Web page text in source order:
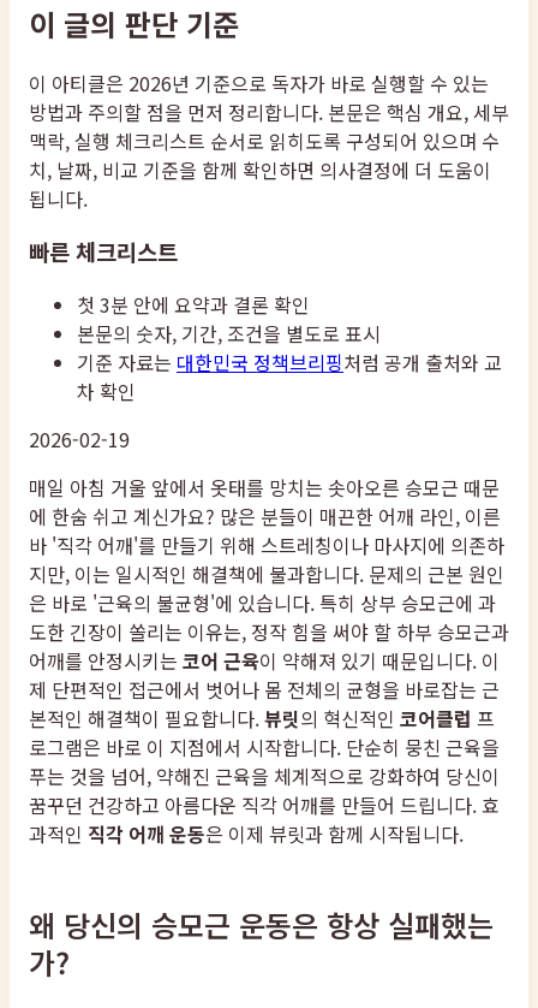
이 글의 판단 기준
이 아티클은 2026년 기준으로 독자가 바로 실행할 수 있는
방법과 주의할 점을 먼저 정리합니다. 본문은 핵심 개요, 세부
맥락, 실행 체크리스트 순서로 읽히도록 구성되어 있으며 수
치, 날짜, 비교 기준을 함께 확인하면 의사결정에 더 도움이
됩니다.
빠른 체크리스트
첫 3분 안에 요약과 결론 확인
본문의 숫자, 기간, 조건을 별도로 표시
기준 자료는 대한민국 정책브리핑처럼 공개 출처와 교
차 확인
2026-02-19
매일 아침 거울 앞에서 옷태를 망치는 솟아오른 승모근 때문
에 한숨 쉬고 계신가요? 많은 분들이 매끈한 어깨 라인, 이른
바 '직각 어깨'를 만들기 위해 스트레칭이나 마사지에 의존하
지만, 이는 일시적인 해결책에 불과합니다. 문제의 근본 원인
은 바로 '근육의 불균형'에 있습니다. 특히 상부 승모근에 과
도한 긴장이 쏠리는 이유는, 정작 힘을 써야 할 하부 승모근과
어깨를 안정시키는 코어 근육이 약해져 있기 때문입니다. 이
제 단편적인 접근에서 벗어나 몸 전체의 균형을 바로잡는 근
본적인 해결책이 필요합니다.뷰릿의 혁신적인 코어클럽 프
로그램은 바로 이 지점에서 시작합니다. 단순히 뭉친 근육을
푸는 것을 넘어, 약해진 근육을 체계적으로 강화하여 당신이
꿈꾸던 건강하고 아름다운 직각 어깨를 만들어 드립니다. 효
과적인 직각 어깨 운동은 이제 뷰릿과 함께 시작됩니다.
왜 당신의 승모근 운동은 항상 실패했는
가?